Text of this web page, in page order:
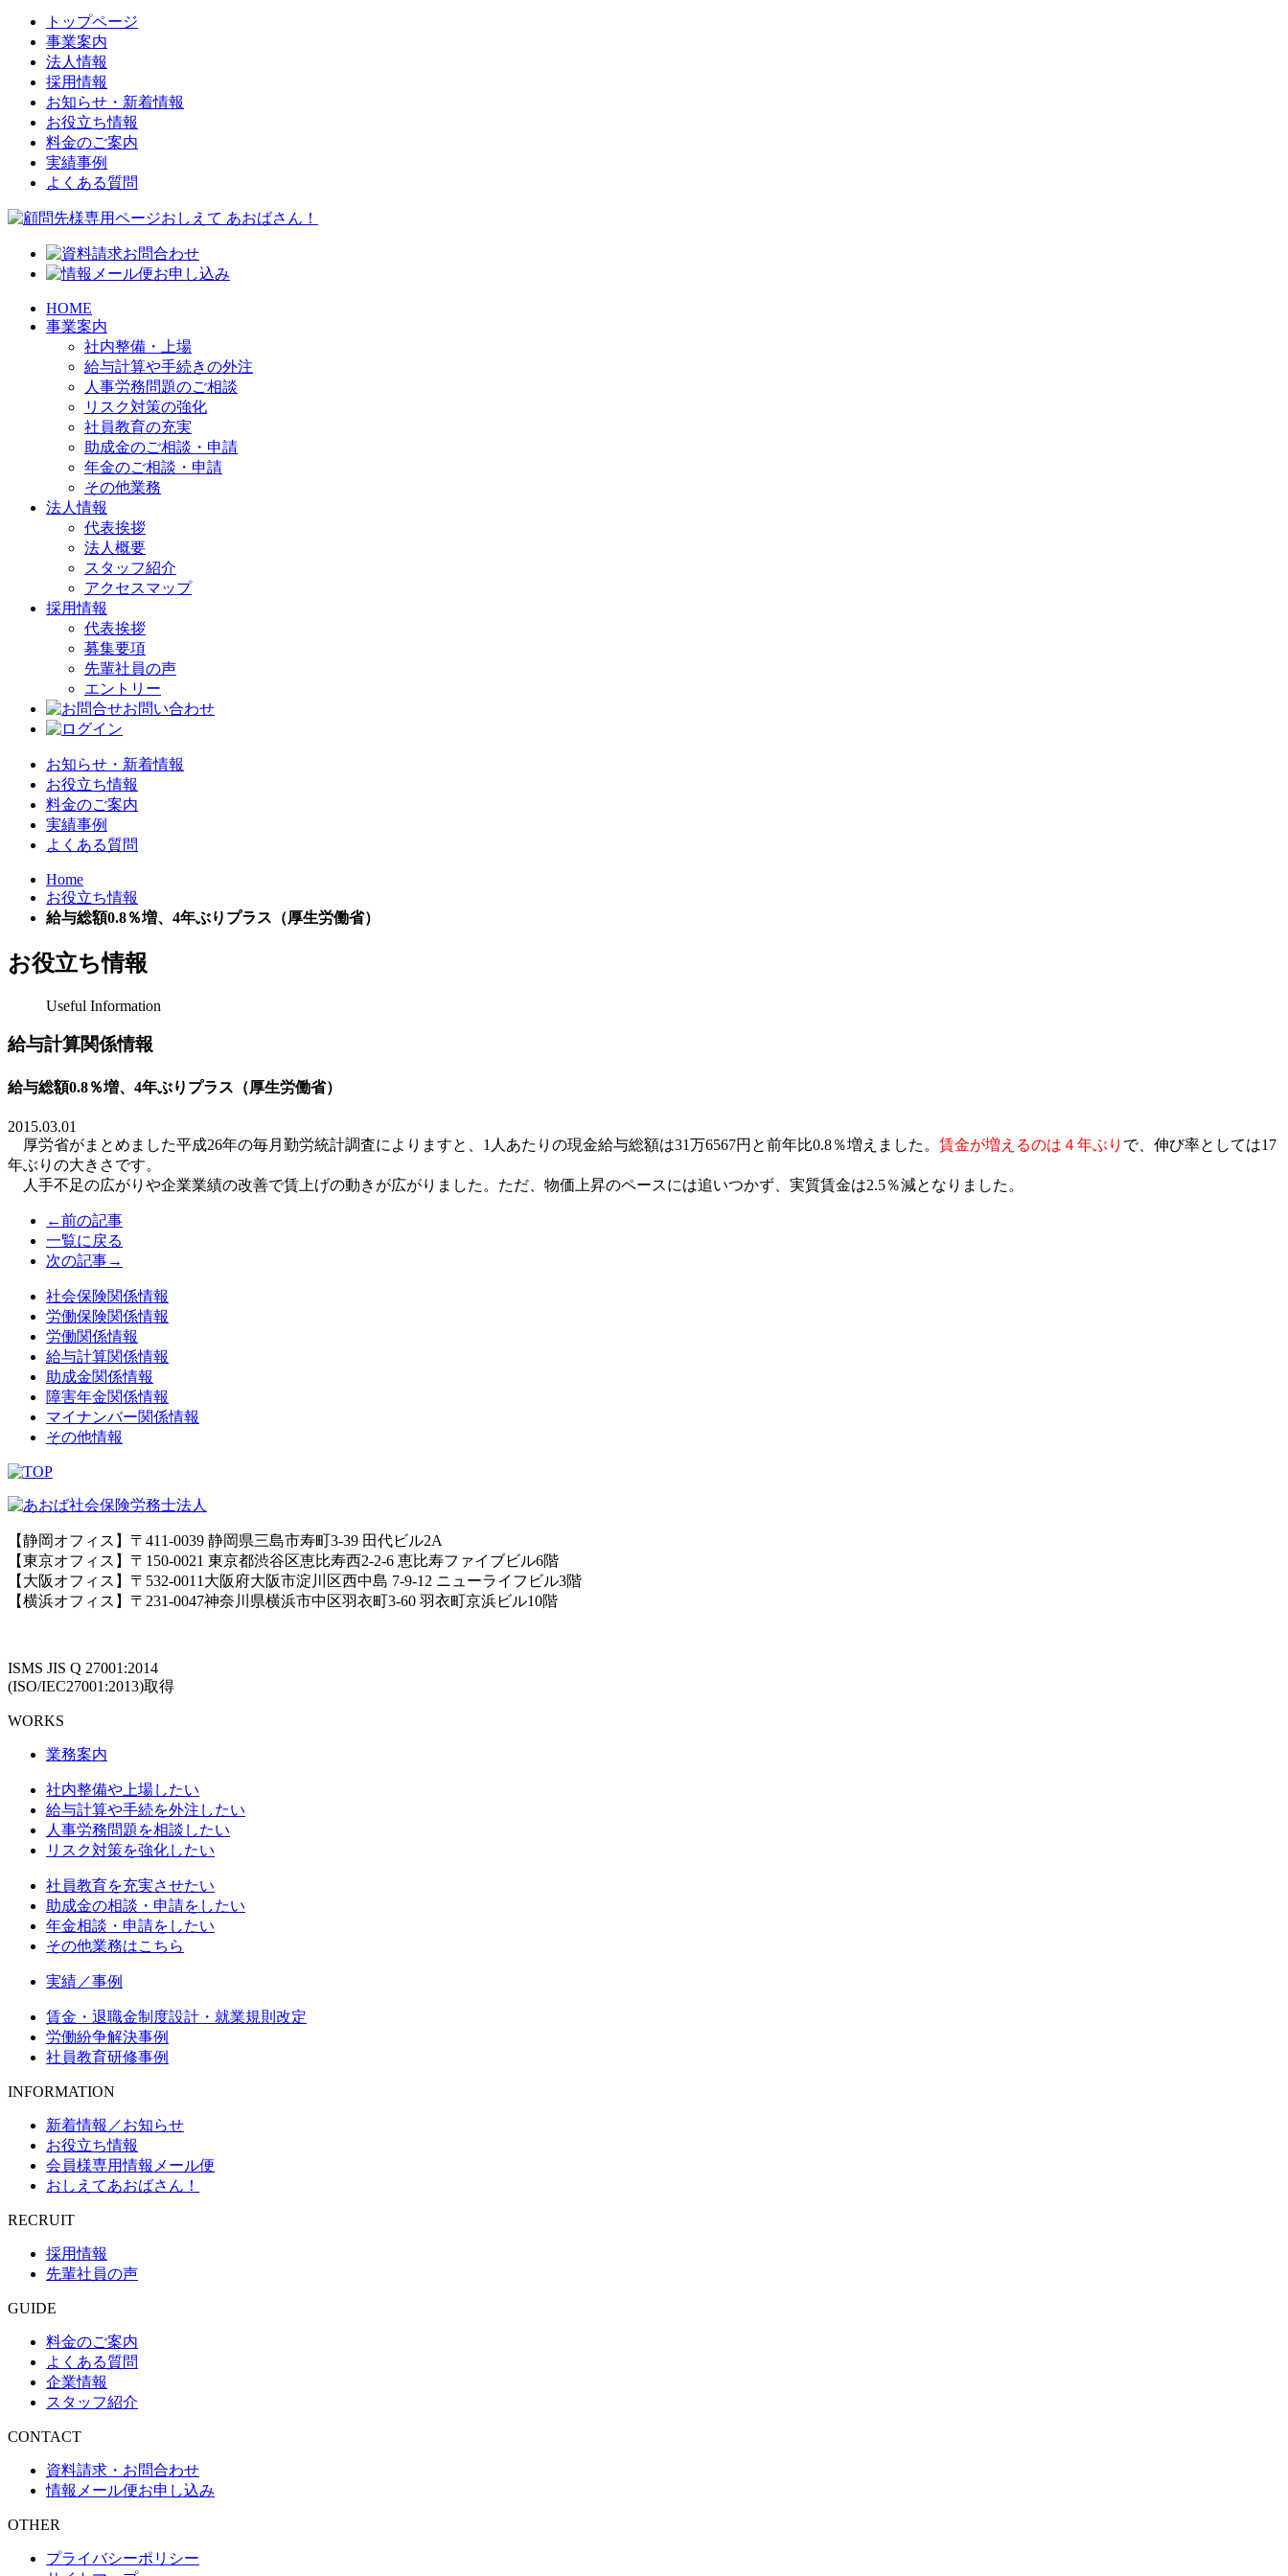
トップページ
事業案内
法人情報
採用情報
お知らせ・新着情報
お役立ち情報
料金のご案内
実績事例
よくある質問
HOME
事業案内
社内整備・上場
給与計算や手続きの外注
人事労務問題のご相談
リスク対策の強化
社員教育の充実
助成金のご相談・申請
年金のご相談・申請
その他業務
法人情報
代表挨拶
法人概要
スタッフ紹介
アクセスマップ
採用情報
代表挨拶
募集要項
先輩社員の声
エントリー
お問い合わせ
お知らせ・新着情報
お役立ち情報
料金のご案内
実績事例
よくある質問
Home
お役立ち情報
給与総額0.8％増、4年ぶりプラス（厚生労働省）
お役立ち情報
Useful Information
給与計算関係情報
給与総額0.8％増、4年ぶりプラス（厚生労働省）
2015.03.01
厚労省がまとめました平成26年の毎月勤労統計調査によりますと 1 人 あたりの現金給与総額は31万6567円と前年比0.8％増えました。 賃金が増えるのは４年ぶり で、伸び率としては17
年ぶりの大きさです。
人 手不足の広がりや企業業績の改善で賃上げの動きが広がりました 。ただ 、物価上昇のペースには追いつかず、実質賃金は2.5％減となりました。
←前の記事
一覧に戻る
次の記事→
社会保険関係情報
労働保険関係情報
労働関係情報
給与計算関係情報
助成金関係情報
障害年金関係情報
マイナンバー関係情報
その他情報
【静岡オフィス】〒411-0039 静岡県三島市寿町3-39 田代ビル2A
【東京オフィス】〒150-0021 東京都渋谷区恵比寿西2-2-6 恵比寿ファイブビル6階
【大阪オフィス】〒532-0011大阪府大阪市淀川区西中島 7-9-12 ニューライフビル3階
【横浜オフィス】〒231-0047神奈川県横浜市中区羽衣町3-60 羽衣町京浜ビル10階
ISMS JIS Q 27001:2014
(ISO/IEC27001:2013)取得
WORKS
業務案内
社内整備や上場したい
給与計算や手続を外注したい
人事労務問題を相談したい
リスク対策を強化したい
社員教育を充実させたい
助成金の相談・申請をしたい
年金相談・申請をしたい
その他業務はこちら
実績／事例
賃金・退職金制度設計・就業規則改定
労働紛争解決事例
社員教育研修事例
INFORMATION
新着情報／お知らせ
お役立ち情報
会員様専用情報メール便
おしえてあおばさん！
RECRUIT
採用情報
先輩社員の声
GUIDE
料金のご案内
よくある質問
企業情報
スタッフ紹介
CONTACT
資料請求・お問合わせ
情報メール便お申し込み
OTHER
プライバシーポリシー